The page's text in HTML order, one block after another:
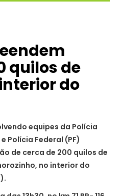
quilos de
do
equipes da Polícia
Polícia Federal (PF)
de cerca de 200 quilos de
no interior do